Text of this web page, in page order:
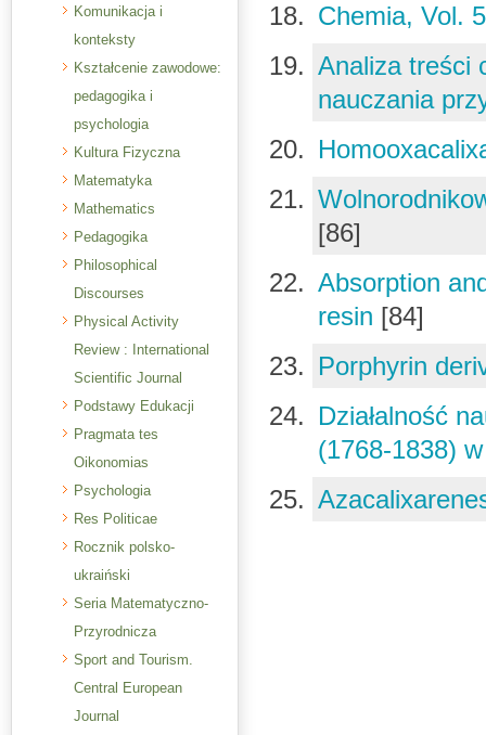
Komunikacja i
konteksty
Kształcenie zawodowe:
pedagogika i
psychologia
Kultura Fizyczna
Matematyka
Mathematics
Pedagogika
Philosophical
Discourses
Physical Activity
Review : International
Scientific Journal
Podstawy Edukacji
Pragmata tes
Oikonomias
Psychologia
Res Politicae
Rocznik polsko-
ukraiński
Seria Matematyczno-
Przyrodnicza
Sport and Tourism.
Central European
Journal
Chemia, Vol.
Analiza treści
nauczania
[86]
Absorption
resin [84]
Porphyrin
Działalność
(1768-1838)